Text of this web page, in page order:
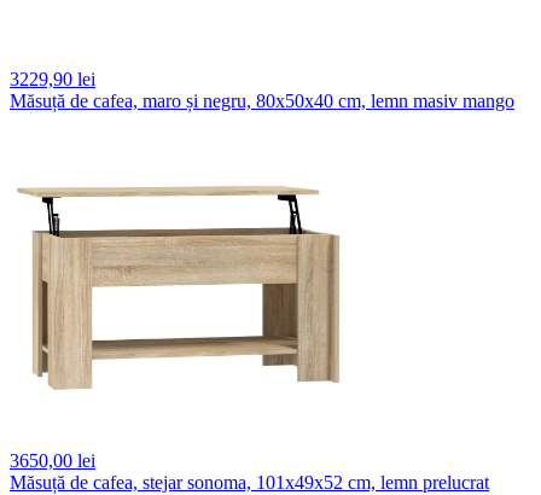
3229,90 lei
Măsuță de cafea, maro și negru, 80x50x40 cm, lemn masiv mango
3650,00 lei
Măsuță de cafea, stejar sonoma, 101x49x52 cm, lemn prelucrat